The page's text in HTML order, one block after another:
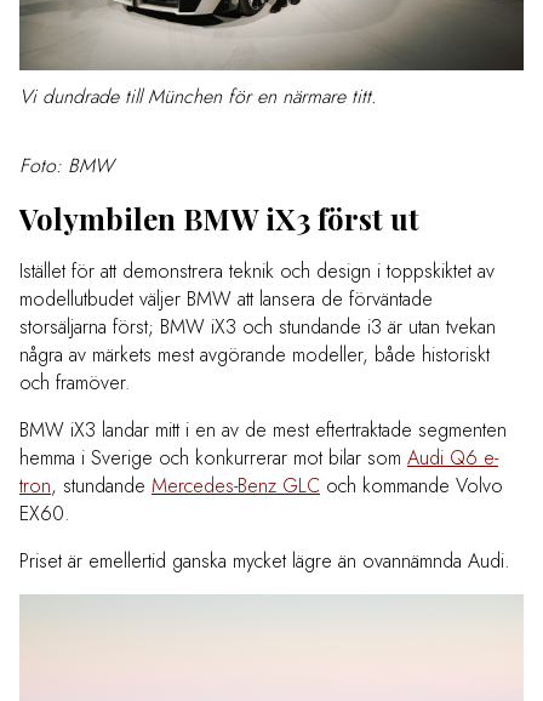
Vi dundrade till München för en närmare titt.
Foto: BMW
Volymbilen BMW iX3 först ut
Istället för att demonstrera teknik och design i toppskiktet av
modellutbudet väljer BMW att lansera de förväntade
storsäljarna först; BMW iX3 och stundande i3 är utan tvekan
några av märkets mest avgörande modeller, både historiskt
och framöver.
BMW iX3 landar mitt i en av de mest eftertraktade segmenten
hemma i Sverige och konkurrerar mot bilar som Audi Q6 e-
tron, stundande Mercedes-Benz GLC och kommande Volvo
EX60.
Priset är emellertid ganska mycket lägre än ovannämnda Audi.